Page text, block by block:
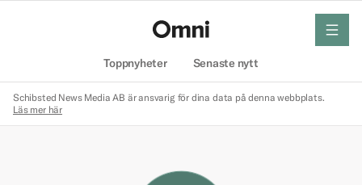
Toppnyheter Senaste nytt
meny
Schibsted News Media AB är ansvarig för dina data på denna webbplats.
Läs mer här